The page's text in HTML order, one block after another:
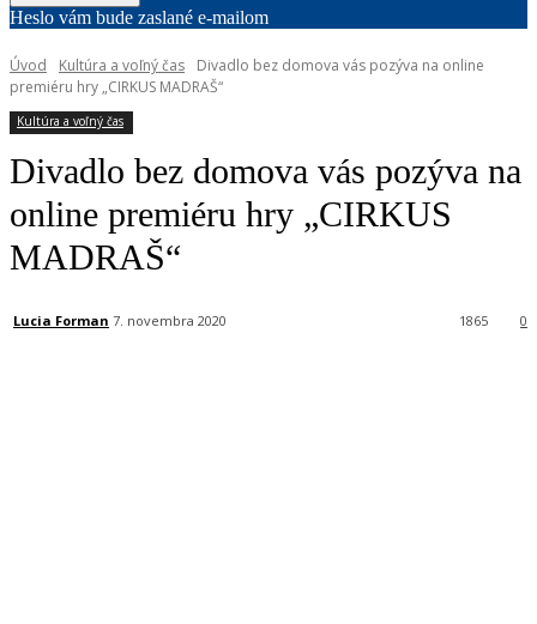
Heslo vám bude zaslané e-mailom
Úvod Kultúra a voľný čas
Divadlo bez domova vás pozýva na online
premiéru hry „CIRKUS MADRAŠ“
Kultúra a voľný čas
Divadlo bez domova vás pozýva na
online premiéru hry „CIRKUS
MADRAŠ“
Lucia Forman 7. novembra 2020 0
1865